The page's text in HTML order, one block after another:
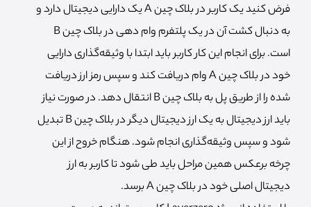
فرض کنید یک کاربر در بلاک چین A یک دارایی دیجیتال دارد و
به دنبال کشت آن در یک پلتفرم وام دهی در بلاک چین B
است. برای انجام این کار کاربر باید ابتدا با وثیقه‌گذاری دارایی
خود در بلاک چین A وام دریافت کند و سپس رمز ارز دریافت
شده را از طریق پل به بلاک چین B انتقال دهد. در صورت نیاز
باید ارز دیجیتال به یک ارز دیجیتال دیگر در بلاک چین B تبدیل
شود و سپس وثیقه‌گذاری انجام شود. هنگام خروح از این
چرخه برعکس همین مراحل باید طی شود تا کاربر به ارز
دیجیتال اصلی خود در بلاک چین A برسد.